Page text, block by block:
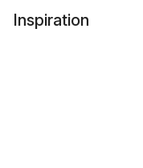
Inspiration